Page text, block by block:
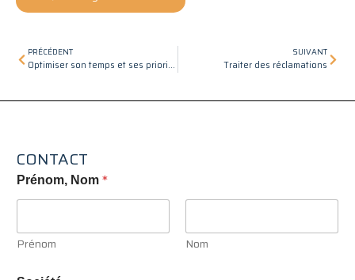
Précédent
PRÉCÉDENT
Optimiser son temps et ses priorités
SUIVANT
Traiter des réclamations
CONTACT
Prénom, Nom *
Prénom Nom